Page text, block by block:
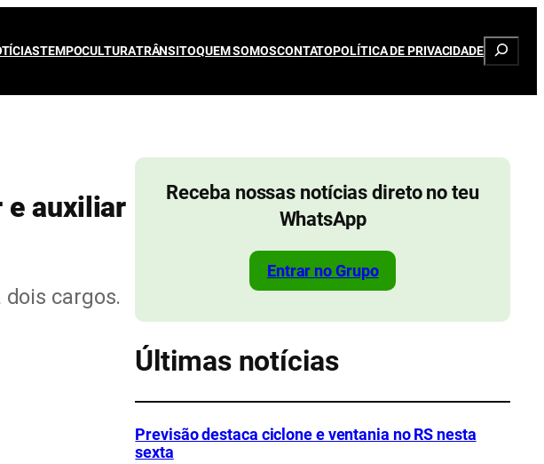
TEMPOCULTURATRÂNSITOQUEM SOMOSCONTATOPOLÍTICA DE PRIVACIDADE
e auxiliar
cargos.
Receba nossas notícias direto no teu
WhatsApp
Entrar no Grupo
Últimas notícias
Previsão destaca ciclone e ventania no RS nesta
sexta